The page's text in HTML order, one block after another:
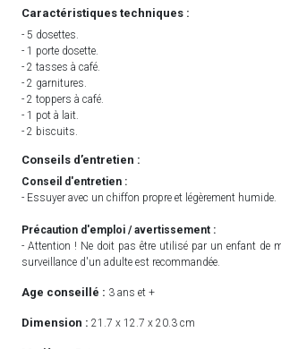
Caractéristiques techniques :
- 5 dosettes.
- 1 porte dosette.
- 2 tasses à café.
- 2 garnitures.
- 2 toppers à café.
- 1 pot à lait.
- 2 biscuits.
Conseils d’entretien :
Conseil d'entretien :
- Essuyer avec un chiffon propre et légèrement humide.
Précaution d'emploi / avertissement :
- Attention ! Ne doit pas être utilisé par un enfant de
surveillance d'un adulte est recommandée.
Age conseillé : 3 ans et +
Dimension : 21.7 x 12.7 x 20.3 cm